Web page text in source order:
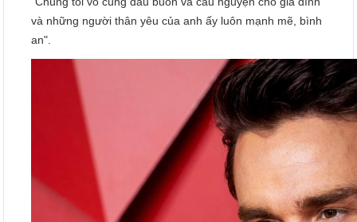
và những người thân yêu của anh ấy luôn mạnh mẽ, bình
an".